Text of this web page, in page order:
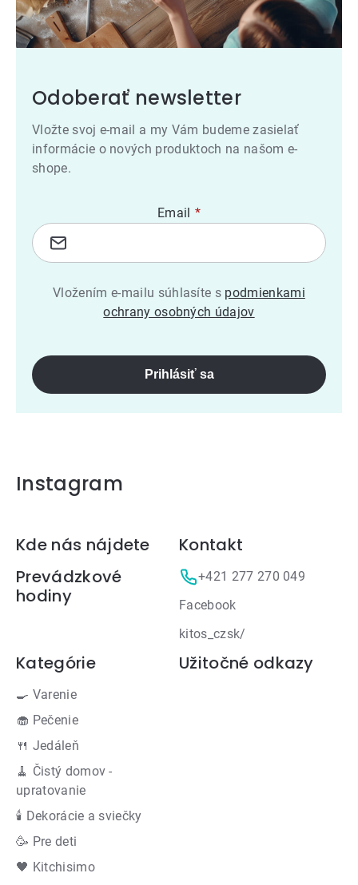
Odoberať newsletter
Vložte svoj e-mail a my Vám budeme zasielať
informácie o nových produktoch na našom e-
shope.
Email
Vložením e-mailu súhlasíte s podmienkami
ochrany osobných údajov
Prihlásiť sa
Instagram
Zápätie
Kde nás nájdete
Prevádzkové
hodiny
Kontakt
+421 277 270 049
Facebook
kitos_czsk/
Kategórie
🍳 Varenie
🧁 Pečenie
🍴 Jedáleň
🧹 Čistý domov -
upratovanie
🕯 Dekorácie a sviečky
🥳 Pre deti
🖤 Kitchisimo
Užitočné odkazy